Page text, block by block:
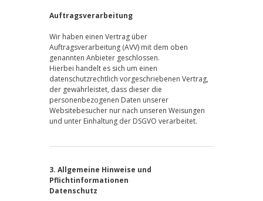
Auftragsverarbeitung
Wir haben einen Vertrag über
Auftragsverarbeitung (AVV) mit dem oben
genannten Anbieter geschlossen.
Hierbei handelt es sich um einen
datenschutzrechtlich vorgeschriebenen Vertrag,
der gewährleistet, dass dieser die
personenbezogenen Daten unserer
Websitebesucher nur nach unseren Weisungen
und unter Einhaltung der DSGVO verarbeitet.
3. Allgemeine Hinweise und
Pflichtinformationen
Datenschutz